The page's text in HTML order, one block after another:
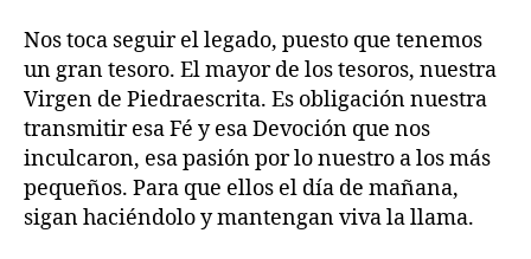
Nos toca seguir el legado, puesto que tenemos
un gran tesoro. El mayor de los tesoros, nuestra
Virgen de Piedraescrita. Es obligación nuestra
transmitir esa Fé y esa Devoción que nos
inculcaron, esa pasión por lo nuestro a los más
pequeños. Para que ellos el día de mañana,
sigan haciéndolo y mantengan viva la llama.